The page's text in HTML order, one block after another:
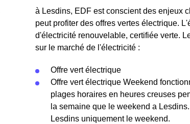
à Lesdins, EDF est conscient des enjeux
peut profiter des offres vertes électrique.
d'électricité renouvelable, certifiée verte.
sur le marché de l'électricité :
Offre vert électrique
Offre vert électrique Weekend
plages horaires en heures creuses
la semaine que le weekend a
Lesdins uniquement le weekend.